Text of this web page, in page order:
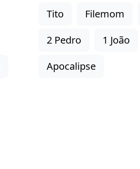
Tito
Filemom
2 Pedro
1 João
Apocalipse